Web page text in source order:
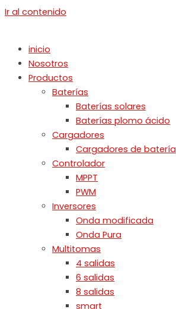
Ir al contenido
inicio
Nosotros
Productos
Baterías
Baterías solares
Baterías plomo ácido
Cargadores
Cargadores de batería
Controlador
MPPT
PWM
Inversores
Onda modificada
Onda Pura
Multitomas
4 salidas
6 salidas
8 salidas
smart